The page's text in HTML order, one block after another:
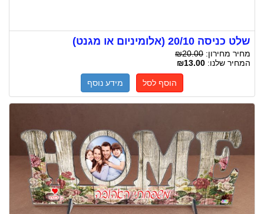
שלט כניסה 20/10 (אלומיניום או מגנט)
מחיר מחירון: ₪20.00
המחיר שלנו: ₪13.00
הוסף לסל מידע נוסף